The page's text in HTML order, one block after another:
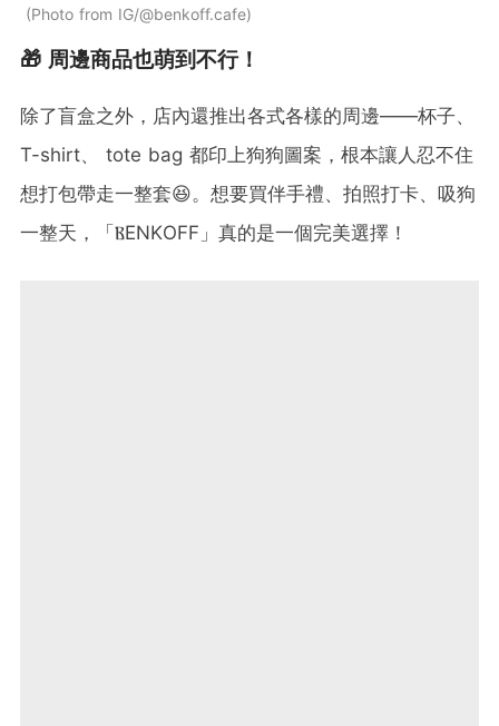
Photo from IG/@benkoff.cafe
🎁 周邊商品也萌到不行！
除了盲盒之外，店內還推出各式各樣的周邊——杯子、
T-shirt、 tote bag 都印上狗狗圖案，根本讓人忍不住
想打包帶走一整套😆。想要買伴手禮、拍照打卡、吸狗
一整天，「ⲂΕNKΟFF」真的是一個完美選擇！